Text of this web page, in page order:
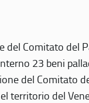
del Comitato del
23 beni
del Comitato
territorio del